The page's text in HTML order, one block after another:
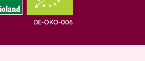
DE-ÖKO-006